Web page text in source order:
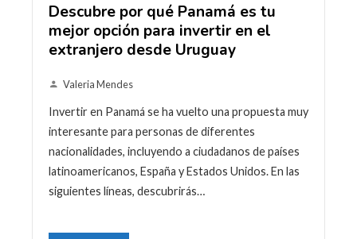
Descubre por qué Panamá es tu
mejor opción para invertir en el
extranjero desde Uruguay
Valeria Mendes
Invertir en Panamá se ha vuelto una propuesta muy
interesante para personas de diferentes
nacionalidades, incluyendo a ciudadanos de países
latinoamericanos, España y Estados Unidos. En las
siguientes líneas, descubrirás…